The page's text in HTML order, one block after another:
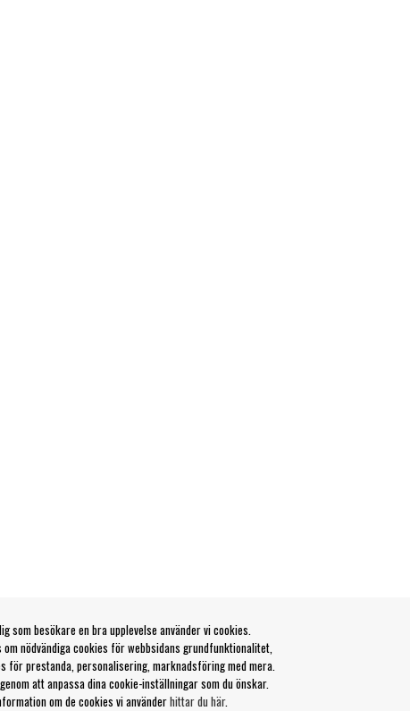
som besökare en bra upplevelse använder vi cookies.
om nödvändiga cookies för webbsidans grundfunktionalitet,
för prestanda, personalisering, marknadsföring med mera.
att anpassa dina cookie-inställningar som du önskar.
om de cookies vi använderhittar du här.